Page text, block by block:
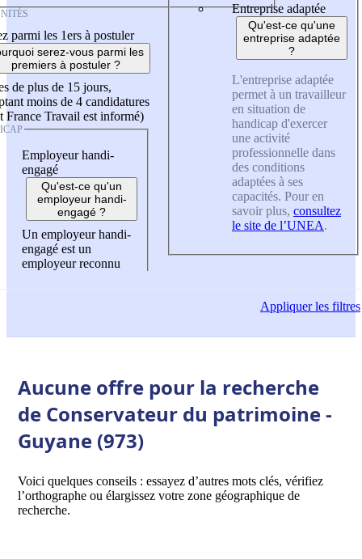
parmi les 1ers à postuler
serez-vous parmi les
premiers à postuler ?
de plus de 15 jours,
moins de 4 candidatures
France Travail est informé)
Employeur handi-
engagé
Qu'est-ce qu'un
employeur handi-
engagé ?
Un employeur handi-
engagé est un
employeur reconnu
Entreprise adaptée
Qu'est-ce qu'une
entreprise adaptée
?
L'entreprise adaptée
permet à un travailleur
en situation de
handicap d'exercer
une activité
professionnelle dans
des conditions
adaptées à ses
capacités. Pour en
savoir plus, consultez
le site de l’UNEA.
Appliquerles filtres
Aucune offre pour la recherche
de Conservateur du patrimoine -
Guyane (973)
Voici quelques conseils : essayez d’autres mots clés, vérifiez
l’orthographe ou élargissez votre zone géographique de
recherche.